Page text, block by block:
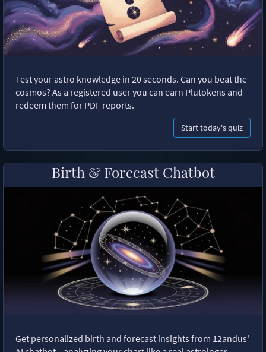
Test your astro knowledge in 20 seconds. Can you beat the
cosmos? As a registered user you can earn Plutokens and
redeem them for PDF reports.
Start today's quiz
Birth & Forecast Chatbot
Get personalized birth and forecast insights from 12andus'